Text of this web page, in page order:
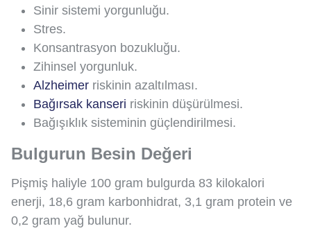
Sinir sistemi yorgunluğu.
Stres.
Konsantrasyon bozukluğu.
Zihinsel yorgunluk.
Alzheimer riskinin azaltılması.
Bağırsak kanseri riskinin düşürülmesi.
Bağışıklık sisteminin güçlendirilmesi.
Bulgurun Besin Değeri
Pişmiş haliyle 100 gram bulgurda 83 kilokalori
enerji, 18,6 gram karbonhidrat, 3,1 gram protein ve
0,2 gram yağ bulunur.